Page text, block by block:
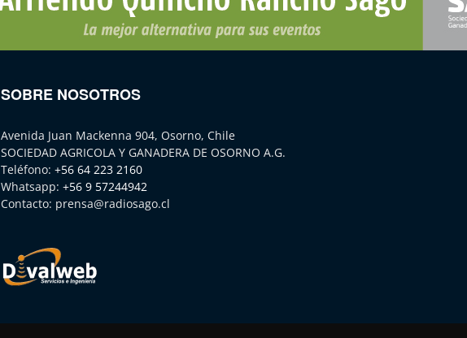
SOBRE NOSOTROS
Avenida Juan Mackenna 904, Osorno, Chile
SOCIEDAD AGRICOLA Y GANADERA DE OSORNO A.G.
Teléfono: +56 64 223 2160
Whatsapp: +56 9 57244942
Contacto: prensa@radiosago.cl